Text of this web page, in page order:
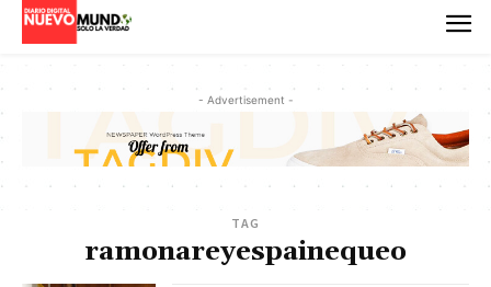
- Advertisement -
TAG
ramonareyespainequeo